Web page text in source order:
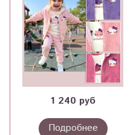
1 240 руб
Подробнее